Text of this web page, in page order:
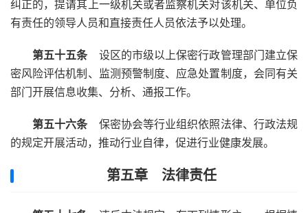
纠正的，提请其上一级机关或者监察机关对该机关、单位负
有责任的领导人员和直接责任人员依法予以处理。
第五十五条设区的市级以上保密行政管理部门建立保
密风险评估机制、监测预警制度、应急处置制度，会同有关
部门开展信息收集、分析、通报工作。
第五十六条保密协会等行业组织依照法律、行政法规
的规定开展活动，推动行业自律，促进行业健康发展。
第五章 法律责任